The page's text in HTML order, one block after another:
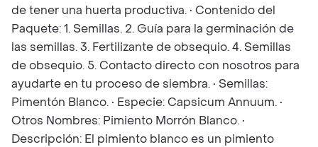
de tener una huerta productiva. • Contenido del
Paquete: 1. Semillas. 2. Guía para la germinación de
las semillas. 3. Fertilizante de obsequio. 4. Semillas
de obsequio. 5. Contacto directo con nosotros para
ayudarte en tu proceso de siembra. • Semillas:
Pimentón Blanco. • Especie: Capsicum Annuum. •
Otros Nombres: Pimiento Morrón Blanco. •
Descripción: El pimiento blanco es un pimiento